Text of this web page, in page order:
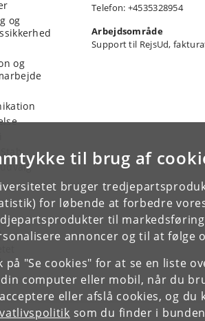
til brug af
bruger
for løbende at forbedre
til
annoncer og til at følge
på "Se cookies" for at se en liste
computer eller mobil, når du
eller afslå cookies, og
som du finder i
og
og
Telefon: +4535328954
Arbejdsområde
Support til RejsUd,